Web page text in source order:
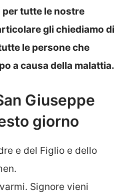
per tutte le nostre
gli chiediamo di
le persone che
a causa della malattia.
Giuseppe
giorno
e del Figlio e dello
Signore vieni